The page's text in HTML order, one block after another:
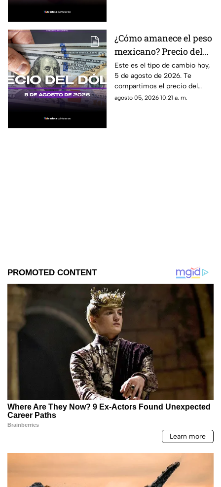
¿Cómo amanece el peso
mexicano? Precio del
dólar estadounidense
HOY, 5 de agosto de
2026 en Cancún
Este es el tipo de cambio hoy,
5 de agosto de 2026. Te
compartimos el precio del
dólar hoy en Cancún, así como
agosto 05, 2026 10:21 a. m.